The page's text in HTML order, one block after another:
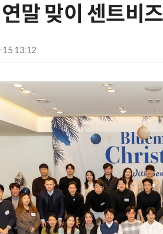
말 맞이 센트비
15 13:12